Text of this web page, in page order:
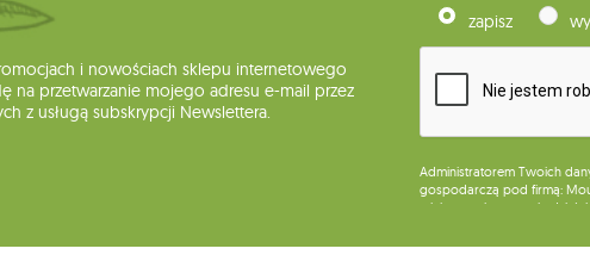
i nowościach sklepu internetowego
na przetwarzanie mojego adresu e-mail przez
z usługą subskrypcji Newslettera.
zapisz
Administratorem Twoich
gospodarczą pod firmą:
miejsca wykonywania
Dane będą przetwarzane w